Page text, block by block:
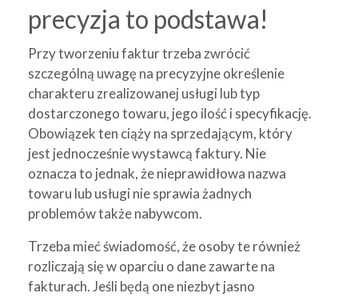
precyzja to podstawa!
Przy tworzeniu faktur trzeba zwrócić
szczególną uwagę na precyzyjne określenie
charakteru zrealizowanej usługi lub typ
dostarczonego towaru, jego ilość i specyfikację.
Obowiązek ten ciąży na sprzedającym, który
jest jednocześnie wystawcą faktury. Nie
oznacza to jednak, że nieprawidłowa nazwa
towaru lub usługi nie sprawia żadnych
problemów także nabywcom.
Trzeba mieć świadomość, że osoby te również
rozliczają się w oparciu o dane zawarte na
fakturach. Jeśli będą one niezbyt jasno